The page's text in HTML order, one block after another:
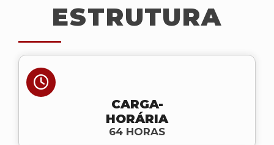
ESTRUTURA
CARGA-
HORÁRIA
64 HORAS